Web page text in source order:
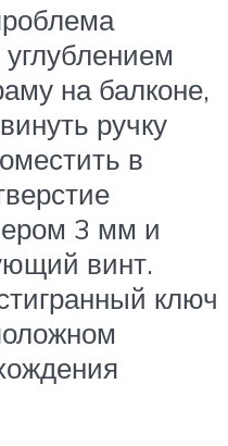
на балконе,
ручку
в
3 мм и
винт.
ключ